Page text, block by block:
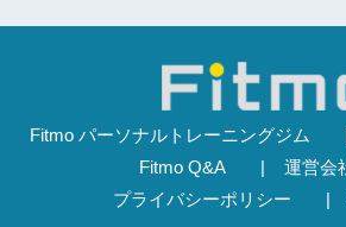
Fitmo パーソナルトレーニングジム
Fitmo Q&A
運営会
プライバシーポリシー